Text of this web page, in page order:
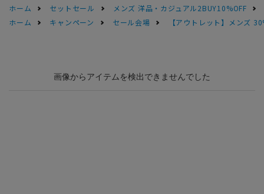
ホーム
セットセール
メンズ 洋品・カジュアル2BUY10%OFF
ホーム
キャンペーン セール会場 【アウトレット】メンズ